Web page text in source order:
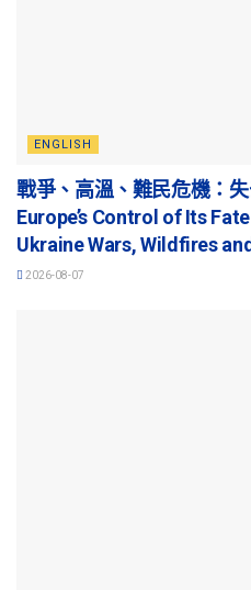
ENGLISH
戰爭、高溫、難民危機：
Europe’s Control of Its
Ukraine Wars, Wildfires
2026-08-07